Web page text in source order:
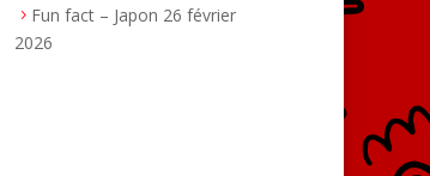
Fun fact – Japon 26 février
2026